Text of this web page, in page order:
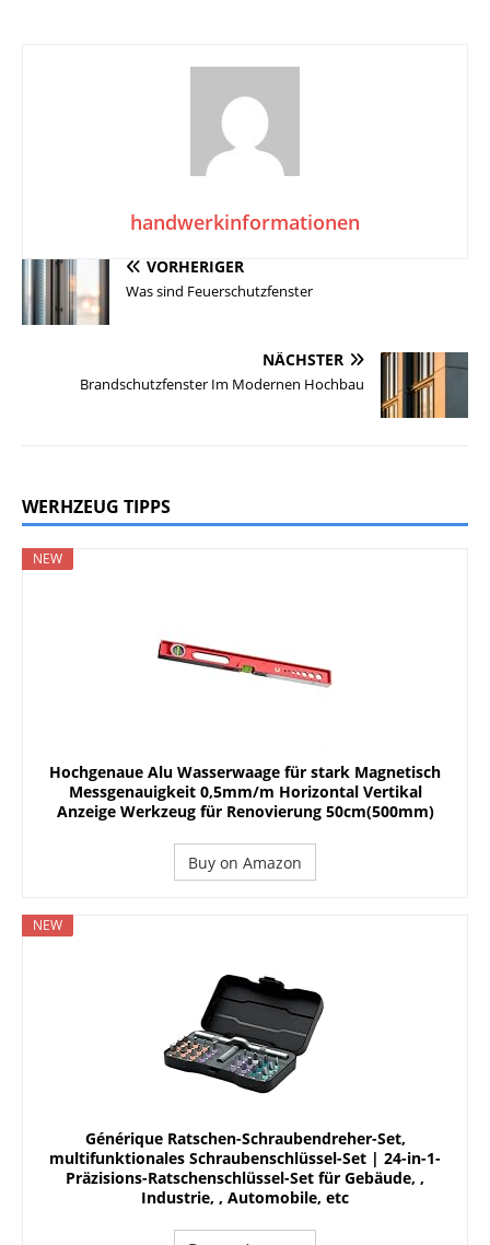
handwerkinformationen
VORHERIGER
Was sind Feuerschutzfenster
NÄCHSTER
Brandschutzfenster Im Modernen Hochbau
WERHZEUG TIPPS
NEW
Hochgenaue Alu Wasserwaage für stark Magnetisch
Messgenauigkeit 0,5mm/m Horizontal Vertikal
Anzeige Werkzeug für Renovierung 50cm(500mm)
Buy on Amazon
NEW
Générique Ratschen-Schraubendreher-Set,
multifunktionales Schraubenschlüssel-Set | 24-in-1-
Präzisions-Ratschenschlüssel-Set für Gebäude, ,
Industrie, , Automobile, etc